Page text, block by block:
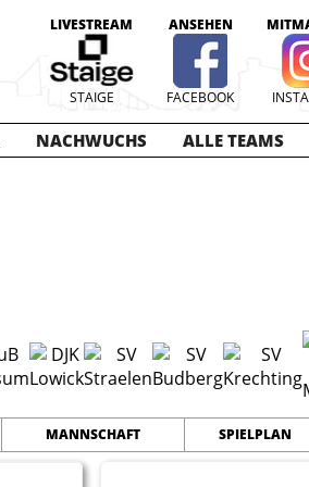
LIVESTREAM
STAIGE
ANSEHEN
FACEBOOK
NACHWUCHS ALLE TEAMS
MANNSCHAFT SPIELPLAN